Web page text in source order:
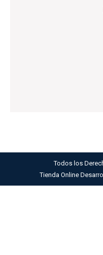
Todos los
Tienda Online